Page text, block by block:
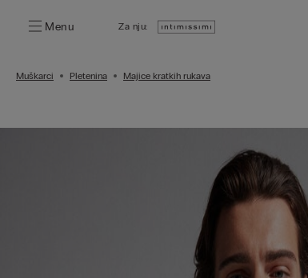
Menu Za nju:
Muškarci Pletenina Majice kratkih rukava